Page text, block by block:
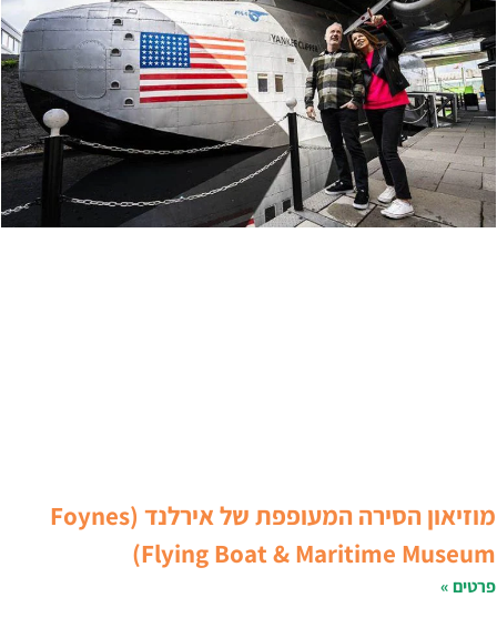
מוזיאון הסירה המעופפת של אירלנד (Foynes
Flying Boat & Maritime Museum)
פרטים »